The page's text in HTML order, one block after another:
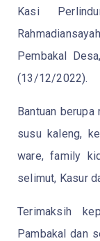
Kasi
Pembakal
(13/12/2022).
Bantuan
susu kaleng,
ware, family
selimut, Kasur
Terimaksih
Pambakal dan